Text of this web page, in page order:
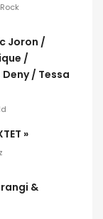
Joron /
/
/ Tessa
»
&